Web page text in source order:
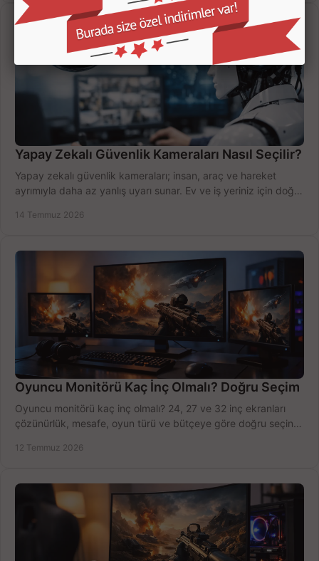
Yapay Zekalı Güvenlik Kameraları Nasıl Seçilir?
Yapay zekalı güvenlik kameraları; insan, araç ve hareket
ayrımıyla daha az yanlış uyarı sunar. Ev ve iş yeriniz için doğru
14 Temmuz 2026
Oyuncu Monitörü Kaç İnç Olmalı? Doğru Seçim
Oyuncu monitörü kaç inç olmalı? 24, 27 ve 32 inç ekranları
çözünürlük, mesafe, oyun türü ve bütçeye göre doğru seçin,
12 Temmuz 2026